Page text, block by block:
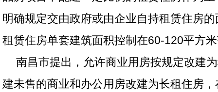
明确规定交由政府或由企业自持租赁住房
租赁住房单套建筑面积控制在60-120平方
南昌市提出，允许商业用房按规定改建
建未售的商业和办公用房改建为长租住房